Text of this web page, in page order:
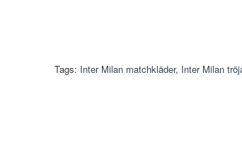
Tags: Inter Milan matchkläder, Inter Milan